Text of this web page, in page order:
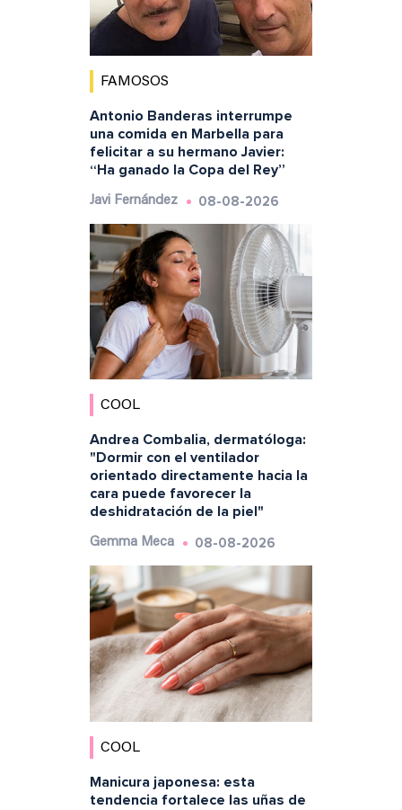
FAMOSOS
Antonio Banderas interrumpe
una comida en Marbella para
felicitar a su hermano Javier:
“Ha ganado la Copa del Rey”
Javi Fernández 08-08-2026
COOL
Andrea Combalia, dermatóloga:
"Dormir con el ventilador
orientado directamente hacia la
cara puede favorecer la
deshidratación de la piel"
Gemma Meca 08-08-2026
COOL
Manicura japonesa: esta
tendencia fortalece las uñas de